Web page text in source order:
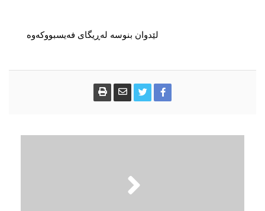
لێدوان بنوسە لەڕیگای فەیسبووکەوە